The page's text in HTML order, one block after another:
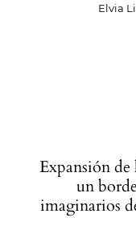
Elvia
Expansión
un
imaginarios